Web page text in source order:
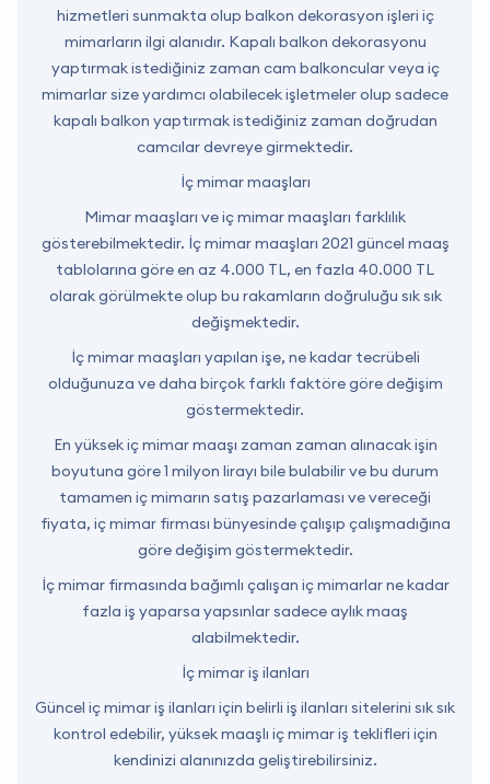
hizmetleri sunmakta olup balkon dekorasyon işleri iç
mimarların ilgi alanıdır. Kapalı balkon dekorasyonu
yaptırmak istediğiniz zaman cam balkoncular veya iç
mimarlar size yardımcı olabilecek işletmeler olup sadece
kapalı balkon yaptırmak istediğiniz zaman doğrudan
camcılar devreye girmektedir.
İç mimar maaşları
Mimar maaşları ve iç mimar maaşları farklılık
gösterebilmektedir. İç mimar maaşları 2021 güncel maaş
tablolarına göre en az 4.000 TL, en fazla 40.000 TL
olarak görülmekte olup bu rakamların doğruluğu sık sık
değişmektedir.
İç mimar maaşları yapılan işe, ne kadar tecrübeli
olduğunuza ve daha birçok farklı faktöre göre değişim
göstermektedir.
En yüksek iç mimar maaşı zaman zaman alınacak işin
boyutuna göre 1 milyon lirayı bile bulabilir ve bu durum
tamamen iç mimarın satış pazarlaması ve vereceği
fiyata, iç mimar firması bünyesinde çalışıp çalışmadığına
göre değişim göstermektedir.
İç mimar firmasında bağımlı çalışan iç mimarlar ne kadar
fazla iş yaparsa yapsınlar sadece aylık maaş
alabilmektedir.
İç mimar iş ilanları
Güncel iç mimar iş ilanları için belirli iş ilanları sitelerini sık sık
kontrol edebilir, yüksek maaşlı iç mimar iş teklifleri için
kendinizi alanınızda geliştirebilirsiniz.